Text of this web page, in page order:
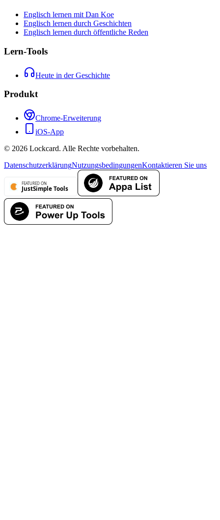
Englisch lernen mit Dan Koe
Englisch lernen durch Geschichten
Englisch lernen durch öffentliche Reden
Lern-Tools
Heute in der Geschichte
Produkt
Chrome-Erweiterung
iOS-App
© 2026 Lockcard. Alle Rechte vorbehalten.
DatenschutzerklärungNutzungsbedingungenKontaktieren Sie uns